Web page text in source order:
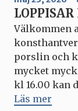
Välkommen
porslin och
mycket
kl 16.00 kan
kanske göra
Läs mer